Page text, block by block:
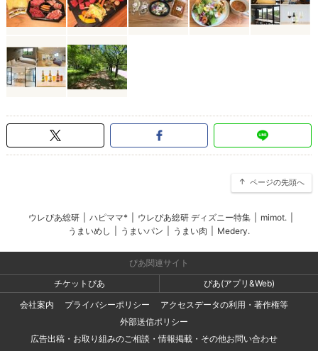
ページの先頭へ
ウレぴあ総研 ハピママ* ウレぴあ総研 ディズニー特集 mimot.
うまいめし
うまいパン うまい肉 Medery.
ぴあ関連サイト
チケットぴあ
ぴあ(アプリ&Web)
会社案内
プライバシーポリシー
アクセスデータの利用・著作権等
外部送信ポリシー
広告出稿・お取り組みのご相談・情報掲載・その他お問い合わせ